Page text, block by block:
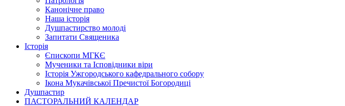
Канонічне право
Наша історія
Душпастирство молоді
Запитати Священика
Історія
Єпископи МГКЄ
Мученики та Ісповідники віри
Історія Ужгородського кафедрального собору
Ікона Мукачівської Пречистої Богородиці
Душпастир
ПАСТОРАЛЬНИЙ КАЛЕНДАР